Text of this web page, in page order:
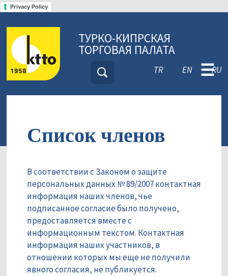
Privacy Policy
ТУРКО-КИПРСКАЯ
ТОРГОВАЯ ПАЛАТА
TR EN RU
☰
Список членов
В соответствии с Законом о защите
персональных данных № 89/2007 контактная
информация наших членов, чье
подписанное согласие было получено,
предоставляется вместе с
информационным текстом. Контактная
информация наших участников, в
отношении которых мы еще не получили
явного согласия, не публикуется.